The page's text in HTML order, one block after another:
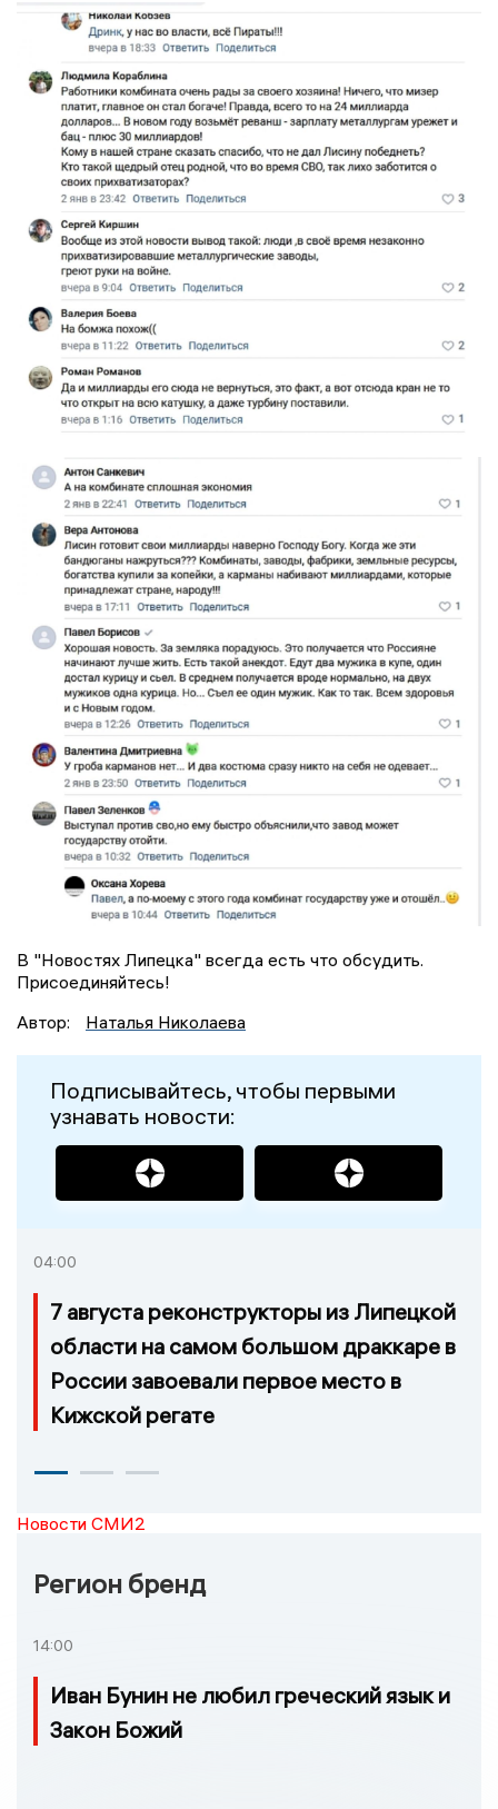
В "Новостях Липецка" всегда есть что обсудить.
Присоединяйтесь!
Автор:
Наталья Николаева
Подписывайтесь, чтобы первыми
узнавать новости:
04:00
7 августа реконструкторы из Липецкой
области на самом большом драккаре в
России завоевали первое место в
Кижской регате
Новости СМИ2
Регион бренд
14:00
Иван Бунин не любил греческий язык и
Закон Божий